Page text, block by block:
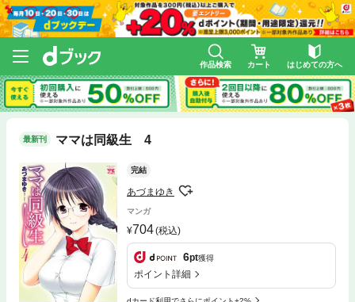
作品検索 カート はじめての方へ
最新刊 ママは同級生 4
完結
あづまゆき
マンガ
704(税込)
6pt獲得
ポイント詳細